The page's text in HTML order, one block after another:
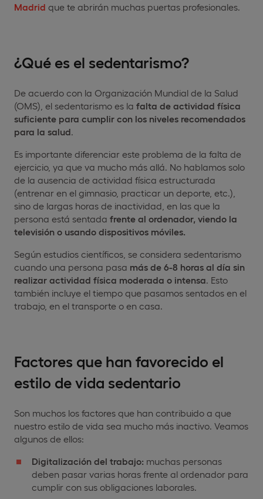
Madrid que te abrirán muchas puertas profesionales.
¿Qué es el sedentarismo?
De acuerdo con la Organización Mundial de la Salud
(OMS), el sedentarismo es la falta de actividad física
suficiente para cumplir con los niveles recomendados
para la salud
Es importante diferenciar este problema de la falta de
ejercicio, ya que va mucho más allá. No hablamos solo
de la ausencia de actividad física estructurada
(entrenar en el gimnasio, practicar un deporte, etc.),
sino de largas horas de inactividad, en las que la
persona está sentada frente al ordenador, viendo la
televisión o usando dispositivos móviles.
Según estudios científicos, se considera sedentarismo
cuando una persona pasa más de 6-8 horas al día sin
realizar actividad física moderada o intensa . Esto
también incluye el tiempo que pasamos sentados en el
trabajo, en el transporte o en casa.
Factores que han favorecido el
estilo de vida sedentario
Son muchos los factores que han contribuido a que
nuestro estilo de vida sea mucho más inactivo. Veamos
algunos de ellos:
Digitalización del trabajo: muchas personas
deben pasar varias horas frente al ordenador para
cumplir con sus obligaciones laborales.